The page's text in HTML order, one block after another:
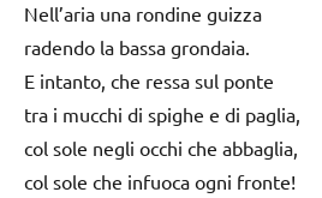
Nell’aria una rondine guizza
radendo la bassa grondaia.
E intanto, che ressa sul ponte
tra i mucchi di spighe e di paglia,
col sole negli occhi che abbaglia,
col sole che infuoca ogni fronte!